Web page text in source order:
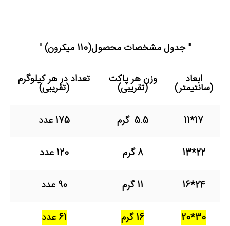
" جدول مشخصات محصول(110 میکرون)
"
ابعاد
(سانتیمتر)
وزن هر پاکت
(تقریبی)
تعداد در هر کیلوگرم
(تقریبی)
17*11 5.5 گرم 175 عدد
22*13 8 گرم 120 عدد
24*16 11 گرم 90 عدد
30*20 16 گرم 61 عدد